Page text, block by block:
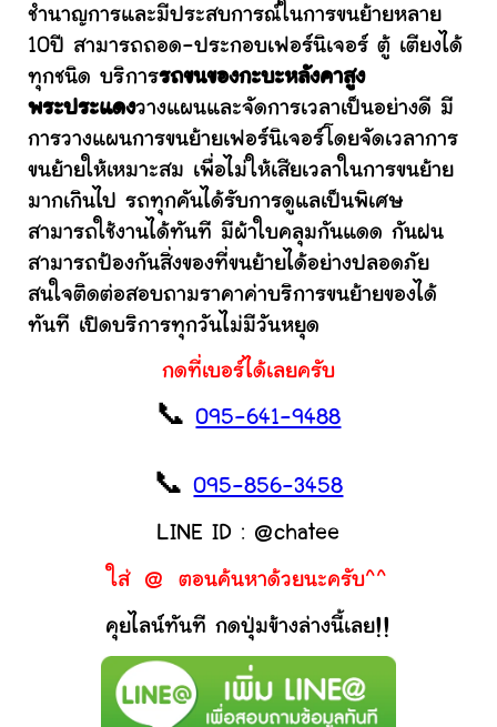
ชำนาญการและมีประสบการณ์ในการขนย้ายหลาย
10ปี สามารถถอด-ประกอบเฟอร์นิเจอร์ ตู้ เตียงได้
ทุกชนิด บริการรถขนของกะบะหลังคาสูง
พระประแดงวางแผนและจัดการเวลาเป็นอย่างดี มี
การวางแผนการขนย้ายเฟอร์นิเจอร์โดยจัดเวลาการ
ขนย้ายให้เหมาะสม เพื่อไม่ให้เสียเวลาในการขนย้าย
มากเกินไป รถทุกคันได้รับการดูแลเป็นพิเศษ
สามารถใช้งานได้ทันที มีผ้าใบคลุมกันแดด กันฝน
สามารถป้องกันสิ่งของที่ขนย้ายได้อย่างปลอดภัย
สนใจติดต่อสอบถามราคาค่าบริการขนย้ายของได้
ทันที เปิดบริการทุกวันไม่มีวันหยุด
กดที่เบอร์ได้เลยครับ
📞095-641-9488
📞095-856-3458
LINE ID : @chatee
ใส่ @ ตอนค้นหาด้วยนะครับ^^
คุยไลน์ทันที กดปุ่มข้างล่างนี้เลย!!